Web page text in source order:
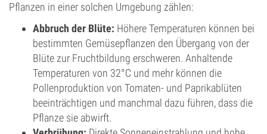
Pflanzen in einer solchen Umgebung zählen:
Abbruch der Blüte: Höhere Temperaturen können bei
bestimmten Gemüsepflanzen den Übergang von der
Blüte zur Fruchtbildung erschweren. Anhaltende
Temperaturen von 32°C und mehr können die
Pollenproduktion von Tomaten- und Paprikablüten
beeinträchtigen und manchmal dazu führen, dass die
Pflanze sie abwirft.